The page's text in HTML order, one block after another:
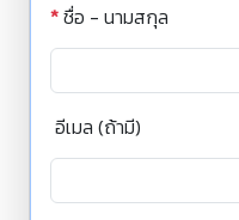
*ชื่อ - นามสกุล
อีเมล (ถ้ามี)